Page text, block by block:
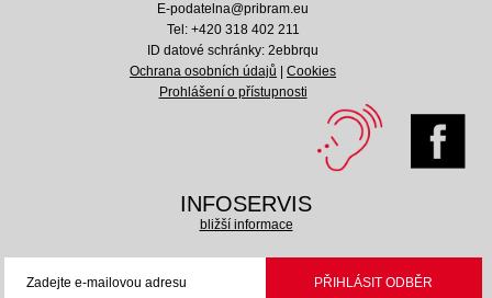
E-podatelna@pribram.eu
Tel: +420 318 402 211
ID datové schránky: 2ebbrqu
Ochrana osobních údajů |Cookies
Prohlášení o přístupnosti
INFOSERVIS
bližší informace